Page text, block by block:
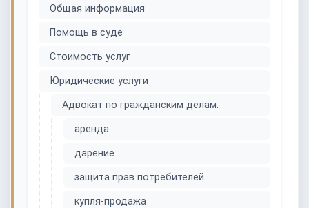
Общая информация
Помощь в суде
Стоимость услуг
Юридические услуги
Адвокат по гражданским делам.
аренда
дарение
защита прав потребителей
купля-продажа